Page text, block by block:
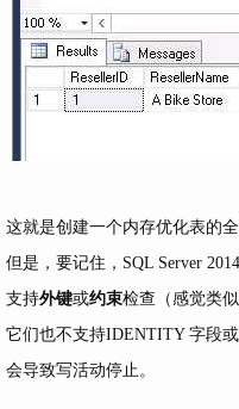
这就是创建一个内存优化表的
但是，要记住，SQL Server
支持外键或约束检查（感觉类
它们也不支持IDENTITY 字段
会导致写活动停止。